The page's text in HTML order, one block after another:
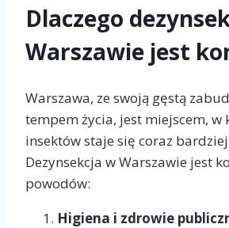
Dlaczego
Warszawie jest
Warszawa, ze swoją gęstą
tempem życia, jest miejscem,
insektów staje się coraz
Dezynsekcja w Warszawie jest
powodów:
Higiena i zdrowie